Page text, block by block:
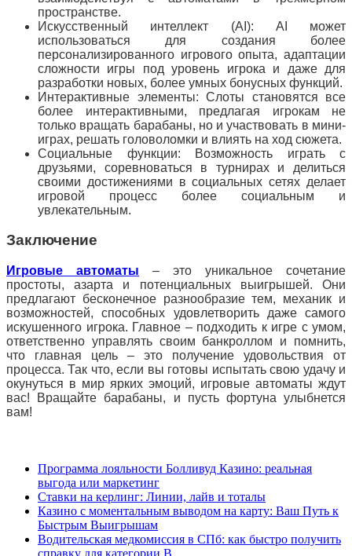
пространстве.
Искусственный интеллект (AI): AI может
использоваться для создания более
персонализированного игрового опыта, адаптации
сложности игры под уровень игрока и даже для
разработки новых, более умных бонусных функций.
Интерактивные элементы: Слоты становятся все
более интерактивными, предлагая игрокам не
только вращать барабаны, но и участвовать в мини-
играх, решать головоломки и влиять на ход сюжета.
Социальные функции: Возможность играть с
друзьями, соревноваться в турнирах и делиться
своими достижениями в социальных сетях делает
игровой процесс более социальным и
увлекательным.
Заключение
Игровые автоматы – это уникальное сочетание
простоты, азарта и потенциальных выигрышей. Они
предлагают бесконечное разнообразие тем, механик и
возможностей, способных удовлетворить даже самого
искушенного игрока. Главное – подходить к игре с умом,
ответственно управлять своим банкроллом и помнить,
что главная цель – это получение удовольствия от
процесса. Так что, если вы готовы испытать свою удачу и
окунуться в мир ярких эмоций, игровые автоматы ждут
вас! Вращайте барабаны, и пусть фортуна улыбнется
вам!
Программа лояльности Болливуд Казино: реальная
выгода или маркетинг
Ставки на керлинг: Линии, лайв и тоталы
Казино с моментальным выводом на карту: Ваш Путь к
Быстрым Выигрышам
Водительская медкомиссия в СПб: как быстро получить
справку для категории B